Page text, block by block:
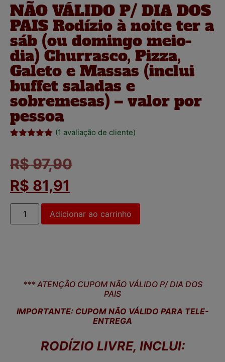
NÃO VÁLIDO P/ DIA DOS
PAIS Rodízio à noite ter a
sáb (ou domingo meio-
dia) Churrasco, Pizza,
Galeto e Massas (inclui
buffet saladas e
sobremesas) – valor por
pessoa
de 5, com
baseado
de cliente
(1 avaliação de cliente)
R$97,90
R$ 81,91
Adicionar ao carrinho
*** ATENÇÃO CUPOM NÃO VÁLIDO P/ DIA DOS
PAIS
IMPORTANTE: CUPOM NÃO VÁLIDO PARA TELE-
ENTREGA
RODÍZIO LIVRE, INCLUI: